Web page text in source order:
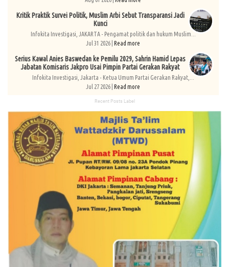
Kritik Praktik Survei Politik, Muslim Arbi Sebut Transparansi Jadi
Kunci
Infokita Investigasi, JAKARTA - Pengamat politik dan hukum Muslim...
Jul 31 2026 | Read more
Serius Kawal Anies Baswedan ke Pemilu 2029, Sahrin Hamid Lepas
Jabatan Komisaris Jakpro Usai Pimpin Partai Gerakan Rakyat
Infokita Investigasi, Jakarta - Ketua Umum Partai Gerakan Rakyat,...
Jul 27 2026 | Read more
Recent Posts Label